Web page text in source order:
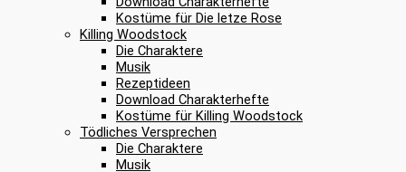
Kostüme für Die letze Rose
Killing Woodstock
Die Charaktere
Musik
Rezeptideen
Download Charakterhefte
Kostüme für Killing Woodstock
Tödliches Versprechen
Die Charaktere
Musik